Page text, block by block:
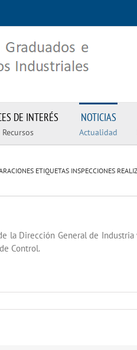
DE INTERÉS
Recursos
NOTICIAS
Actualidad
ETIQUETAS INSPECCIONES
la Dirección General de
Control.